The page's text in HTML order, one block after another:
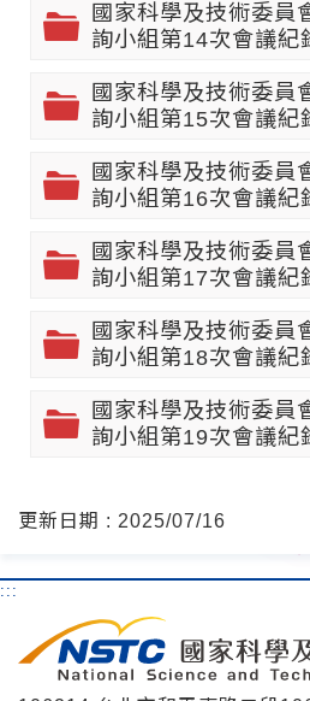
國家科學及技術委員
詢小組第14次會議紀
國家科學及技術委員
詢小組第15次會議紀
國家科學及技術委員
詢小組第16次會議紀
國家科學及技術委員
詢小組第17次會議紀
國家科學及技術委員
詢小組第18次會議紀
國家科學及技術委員
詢小組第19次會議紀
更新日期 : 2025/07/16
:::